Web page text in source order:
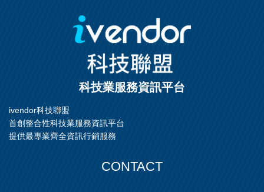
科技業服務資訊平台
ivendor科技聯盟
首創整合性科技業服務資訊平台
提供最專業齊全資訊行銷服務
CONTACT